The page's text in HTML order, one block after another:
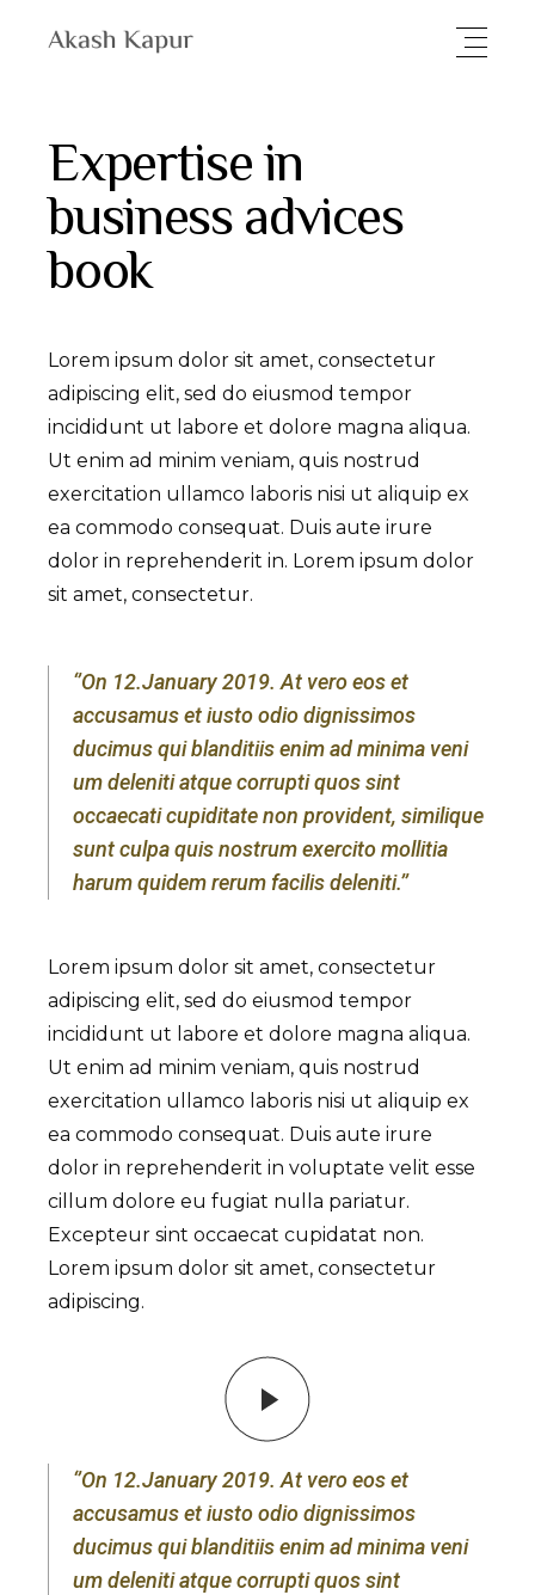
Expertise in
business advices
book
Lorem ipsum dolor sit amet, consectetur
adipiscing elit, sed do eiusmod tempor
incididunt ut labore et dolore magna aliqua.
Ut enim ad minim veniam, quis nostrud
exercitation ullamco laboris nisi ut aliquip ex
ea commodo consequat. Duis aute irure
dolor in reprehenderit in. Lorem ipsum dolor
sit amet, consectetur.
‘’On 12.January 2019. At vero eos et
accusamus et iusto odio dignissimos
ducimus qui blanditiis enim ad minima veni
um deleniti atque corrupti quos sint
occaecati cupiditate non provident, similique
sunt culpa quis nostrum exercito mollitia
harum quidem rerum facilis deleniti.’’
Lorem ipsum dolor sit amet, consectetur
adipiscing elit, sed do eiusmod tempor
incididunt ut labore et dolore magna aliqua.
Ut enim ad minim veniam, quis nostrud
exercitation ullamco laboris nisi ut aliquip ex
ea commodo consequat. Duis aute irure
dolor in reprehenderit in voluptate velit esse
cillum dolore eu fugiat nulla pariatur.
Excepteur sint occaecat cupidatat non.
Lorem ipsum dolor sit amet, consectetur
adipiscing.
‘’On 12.January 2019. At vero eos et
accusamus et iusto odio dignissimos
ducimus qui blanditiis enim ad minima veni
um deleniti atque corrupti quos sint